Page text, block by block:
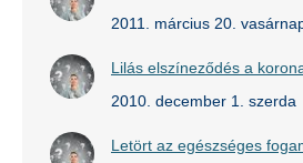
2011. március 20.
Lilás elszíneződés a
2010. december 1. szerda
Letört az egészséges